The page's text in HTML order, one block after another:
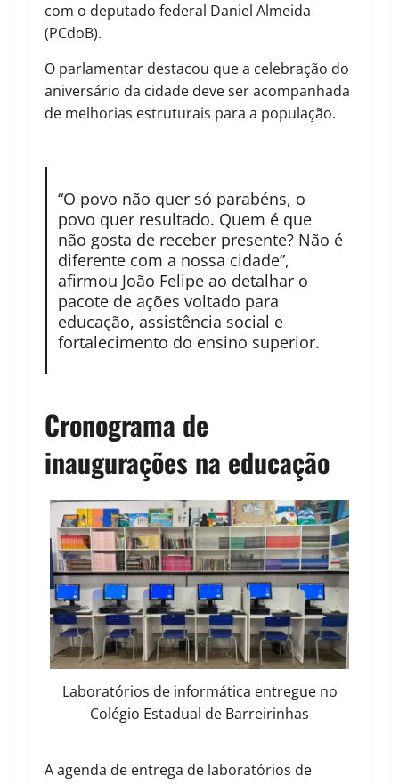
com o deputado federal Daniel Almeida
(PCdoB).
O parlamentar destacou que a celebração do
aniversário da cidade deve ser acompanhada
de melhorias estruturais para a população.
“O povo não quer só parabéns, o
povo quer resultado. Quem é que
não gosta de receber presente? Não é
diferente com a nossa cidade”,
afirmou João Felipe ao detalhar o
pacote de ações voltado para
educação, assistência social e
fortalecimento do ensino superior.
Cronograma de
inaugurações na educação
Laboratórios de informática entregue no
Colégio Estadual de Barreirinhas
A agenda de entrega de laboratórios de